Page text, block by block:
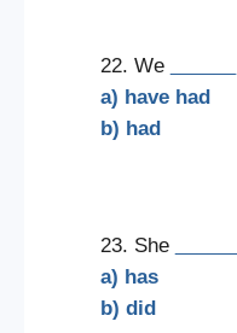
22. We
a) have had
b) had
23. She
a) has
b) did